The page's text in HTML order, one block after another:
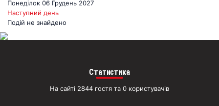
Понеділок 06 Грудень 2027
Наступний день
Подій не знайдено
Статистика
На сайті 2844 гостя та 0 користувачів